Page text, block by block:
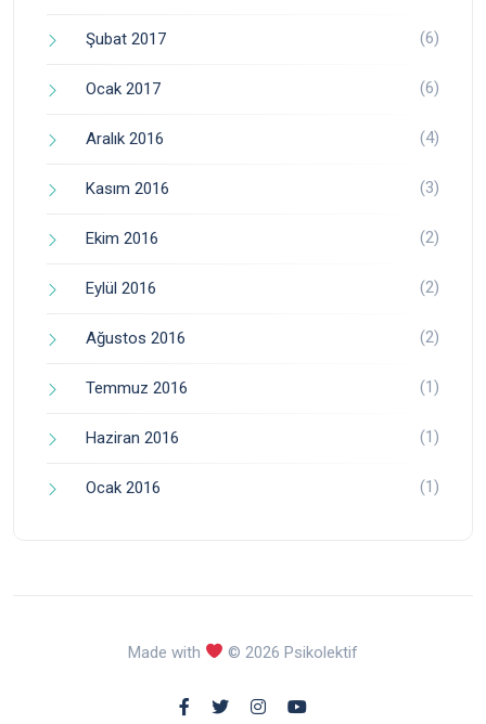
Şubat 2017 (6)
Ocak 2017 (6)
Aralık 2016 (4)
Kasım 2016 (3)
Ekim 2016 (2)
Eylül 2016 (2)
Ağustos 2016 (2)
Temmuz 2016 (1)
Haziran 2016 (1)
Ocak 2016 (1)
Made with © 2026 Psikolektif